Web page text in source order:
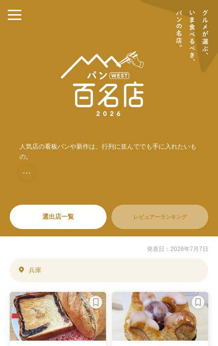
人気店の看板パンや新作は、行列に並んででも手に入れたいも
の。
・・・
選出店一覧 レビュアーランキング
発表日：2026年7月7日
兵庫